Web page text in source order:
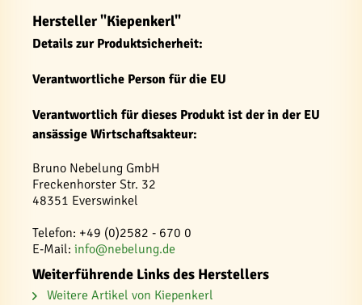
Hersteller "Kiepenkerl"
Details zur Produktsicherheit:
Verantwortliche Person für die EU
Verantwortlich für dieses Produkt ist der in der EU
ansässige Wirtschaftsakteur:
Bruno Nebelung GmbH
Freckenhorster Str. 32
48351 Everswinkel
Telefon: +49 (0)2582 - 670 0
E-Mail: info@nebelung.de
Weiterführende Links des Herstellers
Weitere Artikel von Kiepenkerl